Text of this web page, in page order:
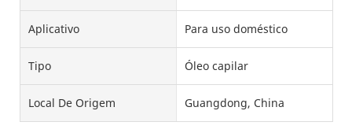
Aplicativo Para uso doméstico
Tipo Óleo capilar
Local De Origem Guangdong, China